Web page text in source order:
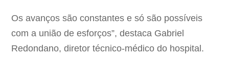
Os avanços são constantes e só são possíveis
com a união de esforços”, destaca Gabriel
Redondano, diretor técnico-médico do hospital.